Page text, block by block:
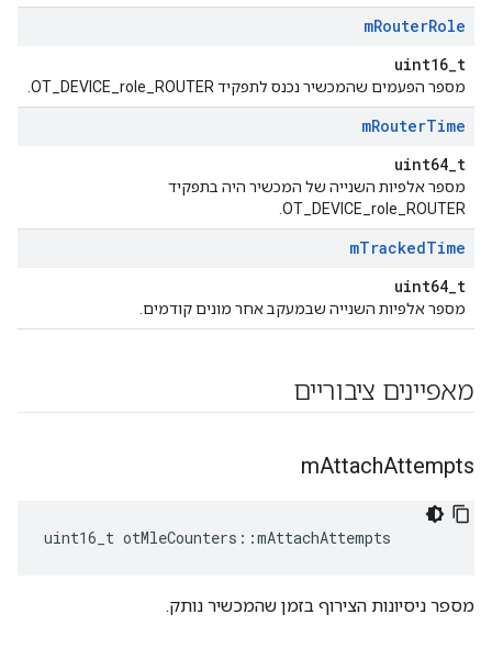
mRouterRole
uint16_t
מספר הפעמים שהמכשיר נכנס לתפקיד OT_DEVICE_role_ROUTER.
mRouterTime
uint64_t
מספר אלפיות השנייה של המכשיר היה בתפקיד
OT_DEVICE_role_ROUTER.
mTrackedTime
uint64_t
מספר אלפיות השנייה שבמעקב אחר מונים קודמים.
מאפיינים ציבוריים
mAttachAttempts
uint16_t otMleCounters ::mAttachAttempts
מספר ניסיונות הצירוף בזמן שהמכשיר נותק.